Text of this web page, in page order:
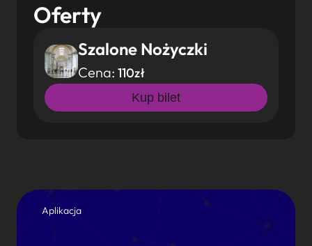
Oferty
Szalone Nożyczki
Cena: 110zł
Kup bilet
Aplikacja